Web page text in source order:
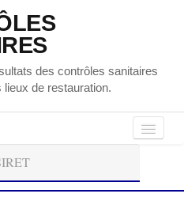
des contrôles sanitaires
de restauration.